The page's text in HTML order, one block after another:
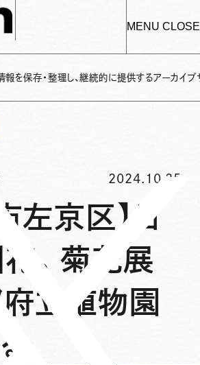
MENU CLOSE
理し、継続的に提供するアーカイブサイトです✌
2024.10.25
左京区】日
。菊花展
立植物園
。